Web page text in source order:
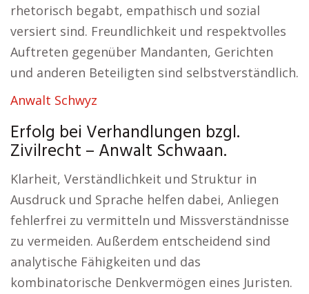
rhetorisch begabt, empathisch und sozial
versiert sind. Freundlichkeit und respektvolles
Auftreten gegenüber Mandanten, Gerichten
und anderen Beteiligten sind selbstverständlich.
Anwalt Schwyz
Erfolg bei Verhandlungen bzgl.
Zivilrecht – Anwalt Schwaan.
Klarheit, Verständlichkeit und Struktur in
Ausdruck und Sprache helfen dabei, Anliegen
fehlerfrei zu vermitteln und Missverständnisse
zu vermeiden. Außerdem entscheidend sind
analytische Fähigkeiten und das
kombinatorische Denkvermögen eines Juristen.